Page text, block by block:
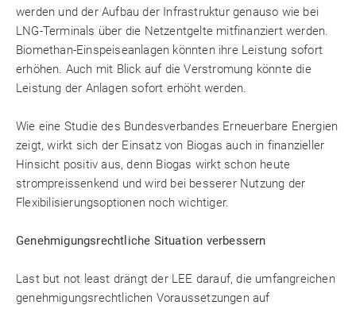
werden und der Aufbau der Infrastruktur genauso wie bei
LNG-Terminals über die Netzentgelte mitfinanziert werden.
Biomethan-Einspeiseanlagen könnten ihre Leistung sofort
erhöhen. Auch mit Blick auf die Verstromung könnte die
Leistung der Anlagen sofort erhöht werden.
Wie eine Studie des Bundesverbandes Erneuerbare Energien
zeigt, wirkt sich der Einsatz von Biogas auch in finanzieller
Hinsicht positiv aus, denn Biogas wirkt schon heute
strompreissenkend und wird bei besserer Nutzung der
Flexibilisierungsoptionen noch wichtiger.
Genehmigungsrechtliche Situation verbessern
Last but not least drängt der LEE darauf, die umfangreichen
genehmigungsrechtlichen Voraussetzungen auf